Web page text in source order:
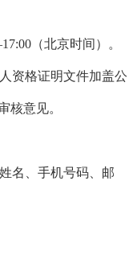
（北京时间）。
资格证明文件加盖公
核意见。
名、手机号码、邮